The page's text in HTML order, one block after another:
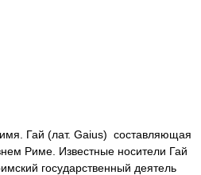
Гай (лат. Gaius) составляющая
Риме. Известные носители Гай
государственный деятель